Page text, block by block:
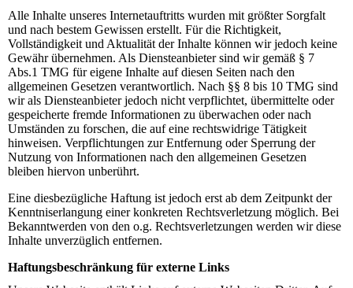
Alle Inhalte unseres Internetauftritts wurden mit größter Sorgfalt
und nach bestem Gewissen erstellt. Für die Richtigkeit,
Vollständigkeit und Aktualität der Inhalte können wir jedoch keine
Gewähr übernehmen. Als Diensteanbieter sind wir gemäß § 7
Abs.1 TMG für eigene Inhalte auf diesen Seiten nach den
allgemeinen Gesetzen verantwortlich. Nach §§ 8 bis 10 TMG sind
wir als Diensteanbieter jedoch nicht verpflichtet, übermittelte oder
gespeicherte fremde Informationen zu überwachen oder nach
Umständen zu forschen, die auf eine rechtswidrige Tätigkeit
hinweisen. Verpflichtungen zur Entfernung oder Sperrung der
Nutzung von Informationen nach den allgemeinen Gesetzen
bleiben hiervon unberührt.
Eine diesbezügliche Haftung ist jedoch erst ab dem Zeitpunkt der
Kenntniserlangung einer konkreten Rechtsverletzung möglich. Bei
Bekanntwerden von den o.g. Rechtsverletzungen werden wir diese
Inhalte unverzüglich entfernen.
Haftungsbeschränkung für externe Links